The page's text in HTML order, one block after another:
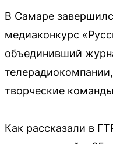
В Самаре
медиаконкурс
объединивший
творческие
Как рассказали в